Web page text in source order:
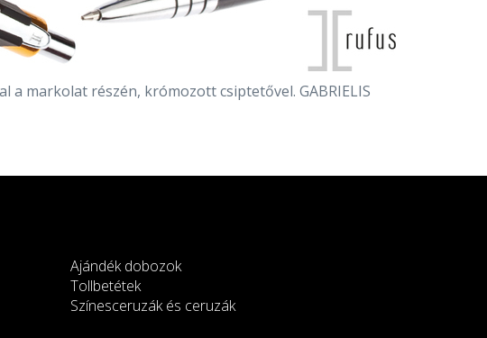
a markolat részén, krómozott csiptetővel. GABRIELIS
Ajándék dobozok
Tollbetétek
Színesceruzák és ceruzák